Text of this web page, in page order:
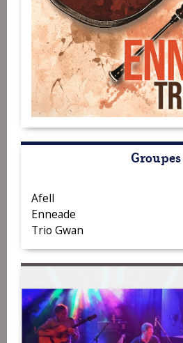
Groupes
Afell
Enneade
Trio Gwan